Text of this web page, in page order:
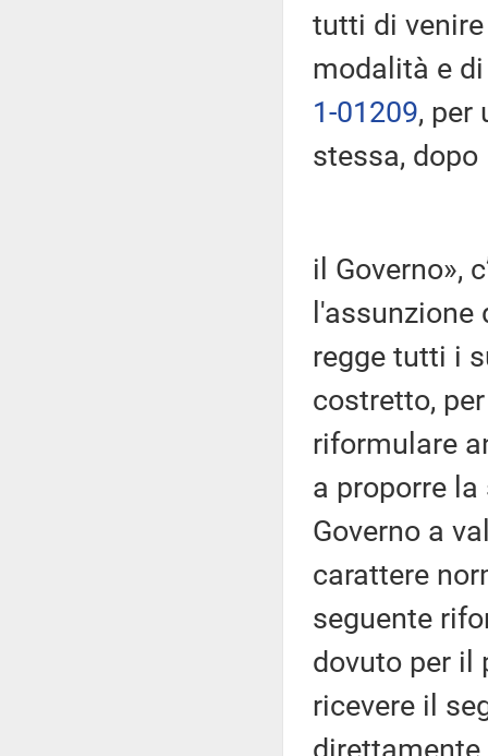
tutti di
modalità e
1-01209, per
stessa,
il Governo»,
regge tutti i
costretto,
riformulare
a proporre
Governo a
carattere
seguente
dovuto per il
ricevere il